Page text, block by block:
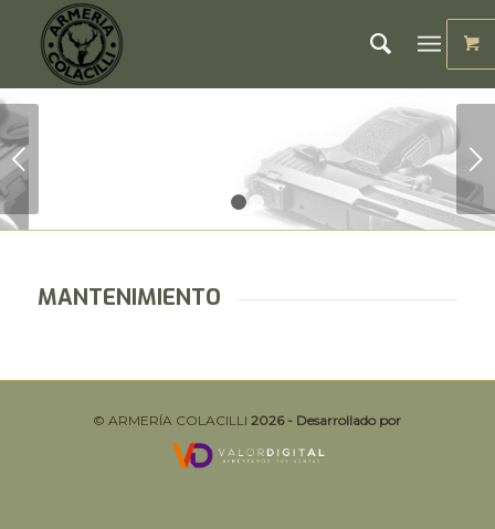
Posterior
2
MANTENIMIENTO
©️ ARMERÍA COLACILLI2026 - Desarrollado por